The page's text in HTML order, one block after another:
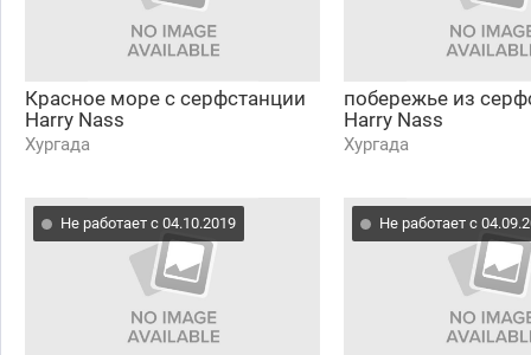
Красное море c серфстанции
Harry Nass
Хургада
побережье из
Harry Nass
Хургада
Не работает с 04.10.2019 Не работает с